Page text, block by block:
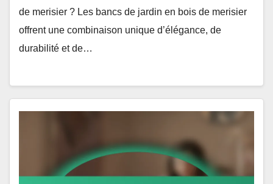
de merisier ? Les bancs de jardin en bois de merisier
offrent une combinaison unique d’élégance, de
durabilité et de…